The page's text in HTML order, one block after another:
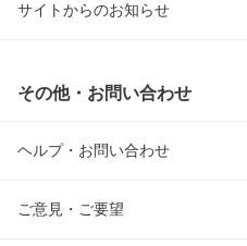
サイトからのお知らせ
その他・お問い合わせ
ヘルプ・お問い合わせ
ご意見・ご要望